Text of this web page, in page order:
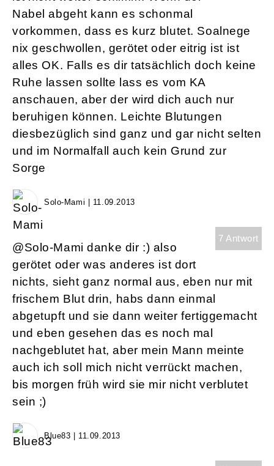
Nabel abgeht kann es schonmal
vorkommen, dass es kurz blutet. Soalnege
nix geschwollen, gerötet oder eitrig ist ist
alles OK. Falls es dir tatsächlich doch keine
Ruhe lassen sollte lass es vom KA
anschauen, aber der wird dich auch nur
beruhigen können. Leichte Blutungen
diesbezüglich sind ganz und gar nicht selten
und im Normalfall auch kein Grund zur
Sorge
Solo-Mami | 11.09.2013
7 Antwort
@Solo-Mami danke dir :) also
gerötet oder was anderes ist dort
nichts, sieht ganz normal aus, eben nur mit
frischem Blut drin, habs dann einmal
abgetupft und sie dann weiter fertiggemacht
und eben gesehen das es noch mal
nachgeblutet hat, aber mein Mann meinte
auch ich soll mich nicht verrückt machen,
bis morgen früh wird sie mir nicht verblutet
sein ;)
Blue83 | 11.09.2013